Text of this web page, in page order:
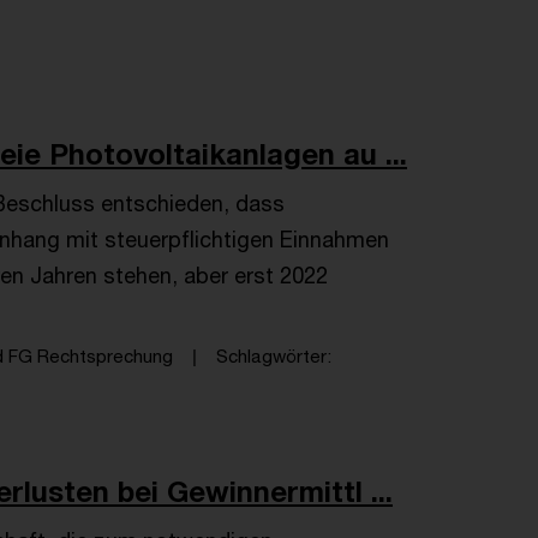
Photovoltaikanlagen au ...
entschieden, dass
mit steuerpflichtigen Einnahmen
Jahren stehen, aber erst 2022
FG Rechtsprechung
Schlagwörter
bei Gewinnermittl ...